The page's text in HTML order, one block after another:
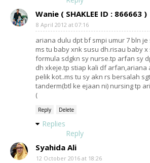
Wanie ( SHAKLEE ID : 866663 )
8 April 2012 at 07:16
ariana dulu dpt bf smpi umur 7 bln
ms tu baby xnk susu dh.risau baby
formula sdgkn sy nurse.tp arfan sy
dh xkeje.tp stiap kali df arfan,ariana
pelik kot..ms tu sy akn rs bersalah
tanderm(btl ke ejaan ni) nursing tp
(
Reply Delete
Replies
Reply
Syahida Ali
12 October 2016 at 18:26